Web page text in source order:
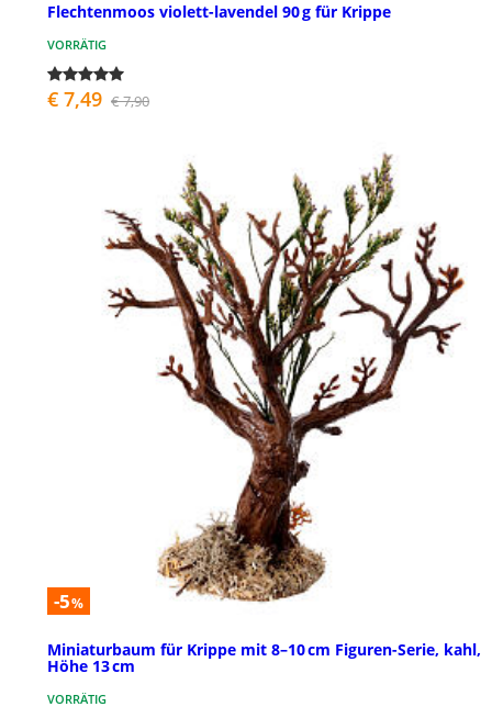
Flechtenmoos violett-lavendel 90 g für Krippe
VORRÄTIG
€ 7,49 € 7,90
-5%
Miniaturbaum für Krippe mit 8–10 cm Figuren-Serie, kahl,
Höhe 13 cm
VORRÄTIG